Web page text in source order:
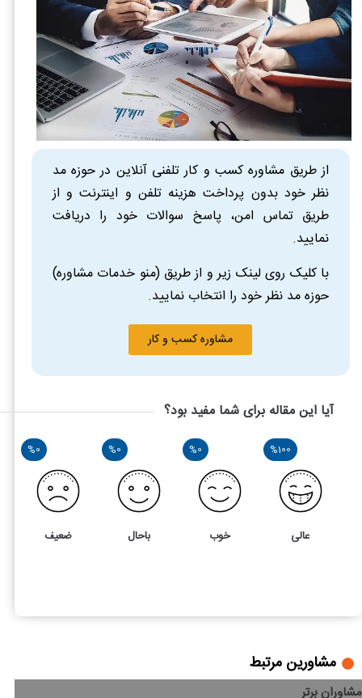
از طریق مشاوره کسب و کار تلفنی آنلاین در حوزه مد
نظر خود بدون پرداخت هزینه تلفن و اینترنت و از
طریق تماس امن، پاسخ سوالات خود را دریافت
نمایید.
با کلیک روی لینک زیر و از طریق (منو خدمات مشاوره)
حوزه مد نظر خود را انتخاب نمایید.
مشاوره کسب و کار
آیا این مقاله برای شما مفید بود؟
%100
عالی
%0
خوب
%0
باحال
%0
ضعیف
مشاورین مرتبط
مشاوران برتر